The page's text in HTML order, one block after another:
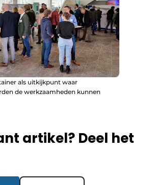
als uitkijkpunt waar
de werkzaamheden kunnen
artikel? Deel het